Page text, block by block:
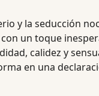
y la seducción
un toque
calidez y
en una